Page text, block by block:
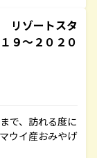
リゾートスタ
～２０２０
で、訪れる度に
ウイ産おみやげ